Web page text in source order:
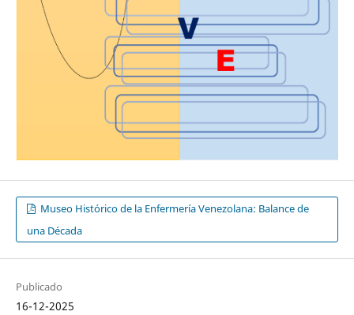
Museo Histórico de la Enfermería Venezolana: Balance de
una Década
Publicado
16-12-2025